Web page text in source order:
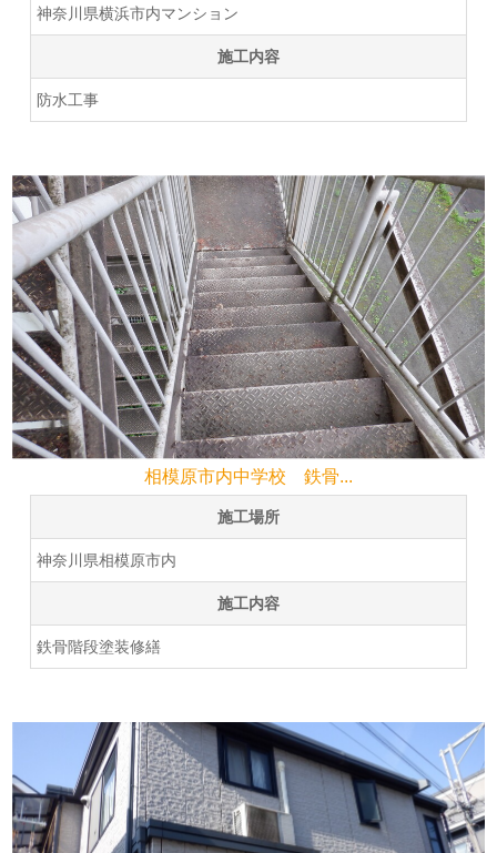
神奈川県横浜市内マンション
施工内容
防水工事
相模原市内中学校 鉄骨...
施工場所
神奈川県相模原市内
施工内容
鉄骨階段塗装修繕